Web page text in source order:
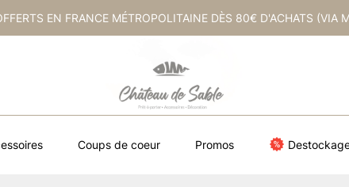
EN FRANCE MÉTROPOLITAINE DÈS 80€ D'ACHATS (VIA
Coups de coeur Promos